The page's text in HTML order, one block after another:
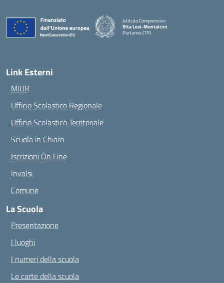
Istituto Comprensivo
Rita Levi-Montalcini
Partanna (TP)
Link Esterni
MIUR
Ufficio Scolastico Regionale
Ufficio Scolastico Territoriale
Scuola in Chiaro
Iscrizioni On Line
Invalsi
Comune
La Scuola
Presentazione
I luoghi
I numeri della scuola
Le carte della scuola